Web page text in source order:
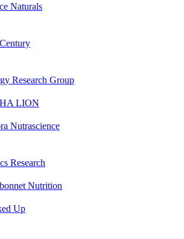
Naturals
Research Group
LION
Nutrascience
Research
Nutrition
Up